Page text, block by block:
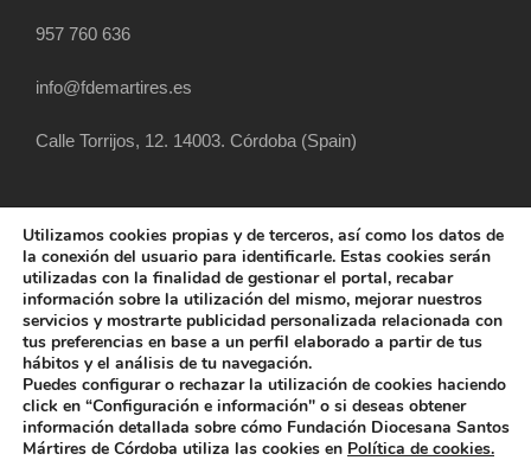
957 760 636
info@fdemartires.es
Calle Torrijos, 12. 14003. Córdoba (Spain)
COPYRIGHT 2025 FUNDACIÓN DIOCESANA
SANTOS MÁRTIRES, ALL RIGHT RESERVED
POLÍTICA DE COOKIES AVISO LEGAL
Utilizamos cookies propias y de terceros, así como los datos de
la conexión del usuario para identificarle. Estas cookies serán
utilizadas con la finalidad de gestionar el portal, recabar
información sobre la utilización del mismo, mejorar nuestros
servicios y mostrarte publicidad personalizada relacionada con
tus preferencias en base a un perfil elaborado a partir de tus
hábitos y el análisis de tu navegación.
Puedes configurar o rechazar la utilización de cookies haciendo
click en “Configuración e información" o si deseas obtener
información detallada sobre cómo Fundación Diocesana Santos
Mártires de Córdoba utiliza las cookies en Política de cookies.